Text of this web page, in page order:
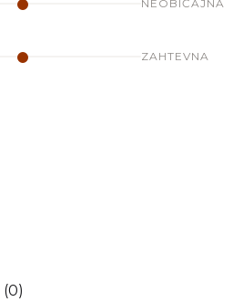
NEOBIČAJNA
ZAHTEVNA
(0)